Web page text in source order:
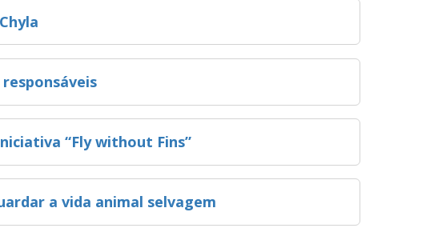
responsáveis
“Fly without Fins”
a vida animal selvagem